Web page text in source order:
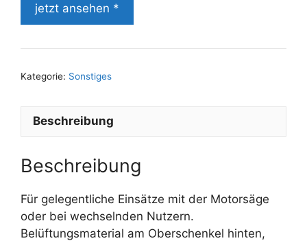
jetzt ansehen *
Kategorie: Sonstiges
Beschreibung
Beschreibung
Für gelegentliche Einsätze mit der Motorsäge
oder bei wechselnden Nutzern.
Belüftungsmaterial am Oberschenkel hinten,